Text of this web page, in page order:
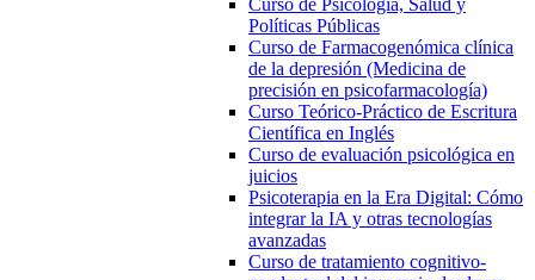
Curso de Psicología, Salud y
Políticas Públicas
Curso de Farmacogenómica clínica
de la depresión (Medicina de
precisión en psicofarmacología)
Curso Teórico-Práctico de Escritura
Científica en Inglés
Curso de evaluación psicológica en
juicios
Psicoterapia en la Era Digital: Cómo
integrar la IA y otras tecnologías
avanzadas
Curso de tratamiento cognitivo-